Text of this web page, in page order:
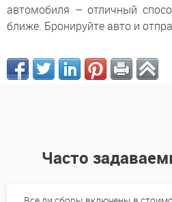
автомобиля – отличный
ближе. Бронируйте авто и
Часто